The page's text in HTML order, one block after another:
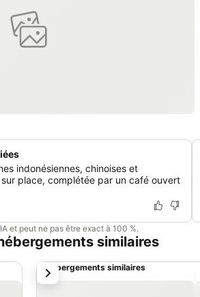
indonésiennes, chinoises et
place, complétée par un café ouvert
et peut ne pas être exact à 100 %.
similaires
Hébergements similaires
suivant